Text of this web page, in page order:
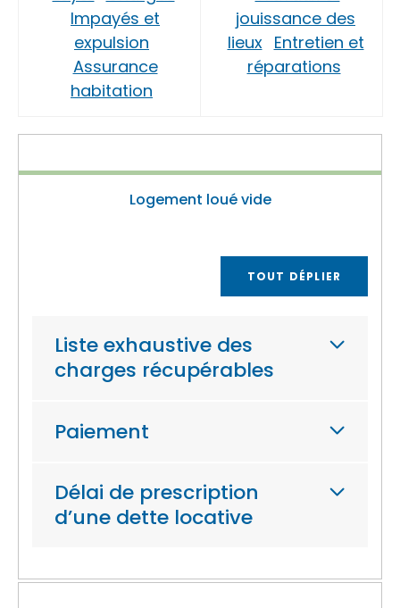
Impayés et
expulsion
Assurance
habitation
jouissance des
lieux Entretien et
réparations
Logement loué vide
TOUT DÉPLIER
Liste exhaustive des
charges récupérables
Paiement
Délai de prescription
d’une dette locative